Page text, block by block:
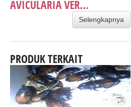
AVICULARIA VER...
Selengkapnya
PRODUK TERKAIT